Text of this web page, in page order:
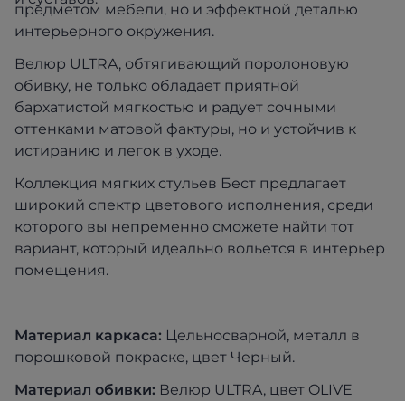
предметом мебели, но и эффектной деталью
интерьерного окружения.
Велюр ULTRA, обтягивающий поролоновую
обивку, не только обладает приятной
бархатистой мягкостью и радует сочными
оттенками матовой фактуры, но и устойчив к
истиранию и легок в уходе.
Коллекция мягких стульев Бест предлагает
широкий спектр цветового исполнения, среди
которого вы непременно сможете найти тот
вариант, который идеально вольется в интерьер
помещения.
Материал каркаса: Цельносварной, металл в
порошковой покраске, цвет Черный.
Материал обивки: Велюр ULTRA, цвет OLIVE